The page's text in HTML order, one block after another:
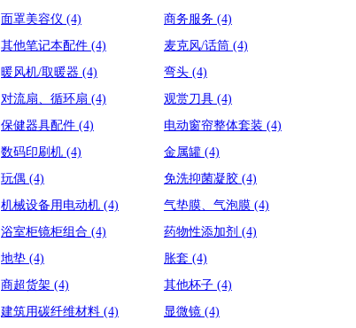
面罩美容仪 (4) 商务服务 (4)
其他笔记本配件 (4) 麦克风/话筒 (4)
暖风机/取暖器 (4) 弯头 (4)
对流扇、循环扇 (4) 观赏刀具 (4)
保健器具配件 (4) 电动窗帘整体套装 (4)
数码印刷机 (4) 金属罐 (4)
玩偶 (4) 免洗抑菌凝胶 (4)
机械设备用电动机 (4) 气垫膜、气泡膜 (4)
浴室柜镜柜组合 (4) 药物性添加剂 (4)
地垫 (4) 胀套 (4)
商超货架 (4) 其他杯子 (4)
建筑用碳纤维材料 (4) 显微镜 (4)